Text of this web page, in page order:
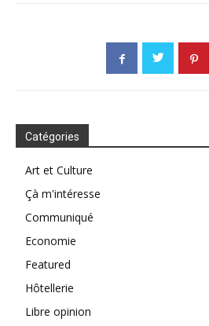
Catégories
Art et Culture
Çà m'intéresse
Communiqué
Economie
Featured
Hôtellerie
Libre opinion